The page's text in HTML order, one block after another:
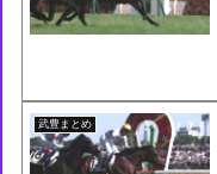
武豊まとめ